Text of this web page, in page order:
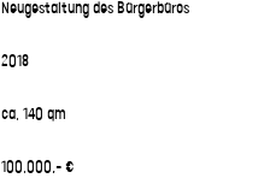
Neugestaltung des Bürgerbüros
2018
ca. 140 qm
100.000,- €